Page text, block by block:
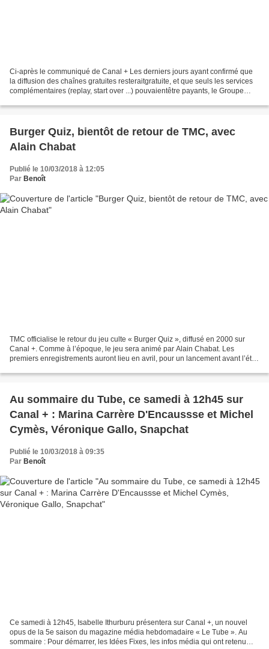
Ci-après le communiqué de Canal + Les derniers jours ayant confirmé que
la diffusion des chaînes gratuites resteraitgratuite, et que seuls les services
complémentaires (replay, start over ...) pouvaientêtre payants, le Groupe
Burger Quiz, bientôt de retour de TMC, avec
Alain Chabat
Publié le 10/03/2018 à 12:05
Par Benoît
TMC officialise le retour du jeu culte « Burger Quiz », diffusé en 2000 sur
Canal +. Comme à l’époque, le jeu sera animé par Alain Chabat. Les
premiers enregistrements auront lieu en avril, pour un lancement avant l’été,
Au sommaire du Tube, ce samedi à 12h45 sur
Canal + : Marina Carrère D'Encaussse et Michel
Cymès, Véronique Gallo, Snapchat
Publié le 10/03/2018 à 09:35
Par Benoît
Ce samedi à 12h45, Isabelle Ithurburu présentera sur Canal +, un nouvel
opus de la 5e saison du magazine média hebdomadaire « Le Tube ». Au
sommaire : Pour démarrer, les Idées Fixes, les infos média qui ont retenu